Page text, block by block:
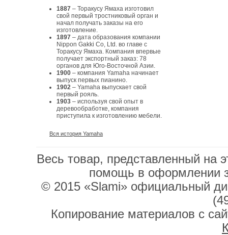
1887 – Торакусу Ямаха изготовил
свой первый тростниковый орган и
начал получать заказы на его
изготовление.
1897 – дата образования компании
Nippon Gakki Co, Ltd. во главе с
Торакусу Ямаха. Компания впервые
получает экспортный заказ: 78
органов для Юго-Восточной Азии.
1900 – компания Yamaha начинает
выпуск первых пианино.
1902 – Yamaha выпускает свой
первый рояль.
1903 – используя свой опыт в
деревообработке, компания
приступила к изготовлению мебели.
Вся история Yamaha
Весь товар, представленный на
помощь в оформлении
© 2015 «Slami» официальный
Копирование материалов с